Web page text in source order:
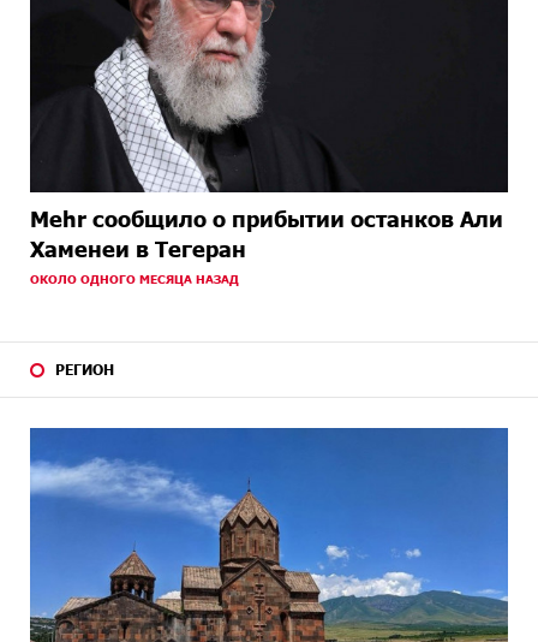
Mehr сообщило о прибытии останков Али
Хаменеи в Тегеран
ОКОЛО ОДНОГО МЕСЯЦА НАЗАД
РЕГИОН